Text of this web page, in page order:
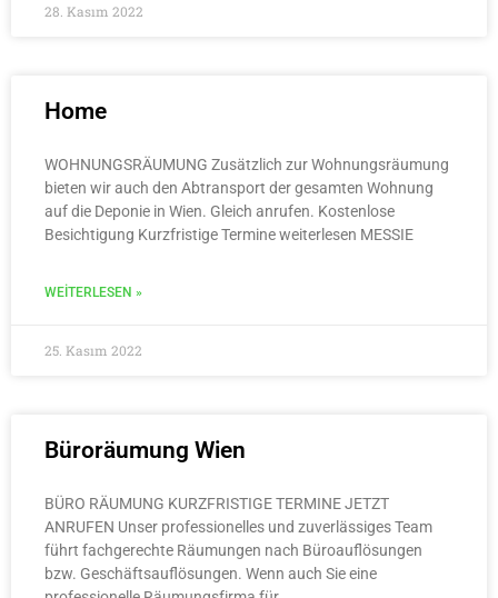
28. Kasım 2022
Home
WOHNUNGSRÄUMUNG Zusätzlich zur Wohnungsräumung
bieten wir auch den Abtransport der gesamten Wohnung
auf die Deponie in Wien. Gleich anrufen. Kostenlose
Besichtigung Kurzfristige Termine weiterlesen MESSIE
WEITERLESEN »
25. Kasım 2022
Büroräumung Wien
BÜRO RÄUMUNG KURZFRISTIGE TERMINE JETZT
ANRUFEN Unser professionelles und zuverlässiges Team
führt fachgerechte Räumungen nach Büroauflösungen
bzw. Geschäftsauflösungen. Wenn auch Sie eine